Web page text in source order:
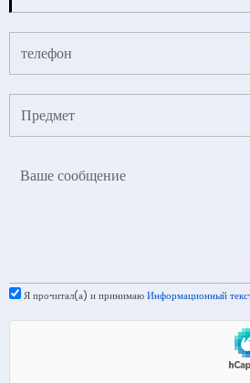
Я прочитал(а) и принимаюИнформационный